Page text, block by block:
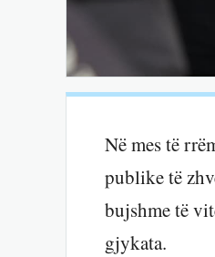
Në mes të
publike të
bujshme të
gjykata.